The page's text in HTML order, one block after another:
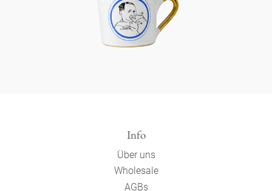
Info
Über uns
Wholesale
AGBs